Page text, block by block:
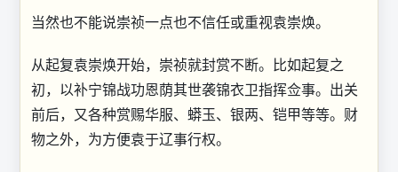
当然也不能说崇祯一点也不信任或重视袁崇焕。
从起复袁崇焕开始，崇祯就封赏不断。比如起复之
初，以补宁锦战功恩荫其世袭锦衣卫指挥佥事。出关
前后，又各种赏赐华服、蟒玉、银两、铠甲等等。财
物之外，为方便袁于辽事行权。